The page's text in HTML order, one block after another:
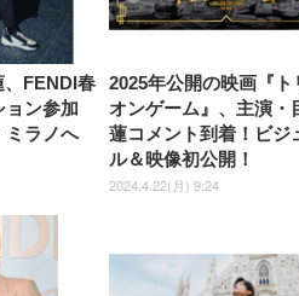
しゃれ パソコンチェア (ブラ
ック)
ゃれ パソコ
ト)
FENDI春
ョン参加
ミラノへ
2025年公開の映画『ト
オンゲーム』、主演・
蓮コメント到着！ビジ
ル＆映像初公開！
2024.4.22(月) 9:24